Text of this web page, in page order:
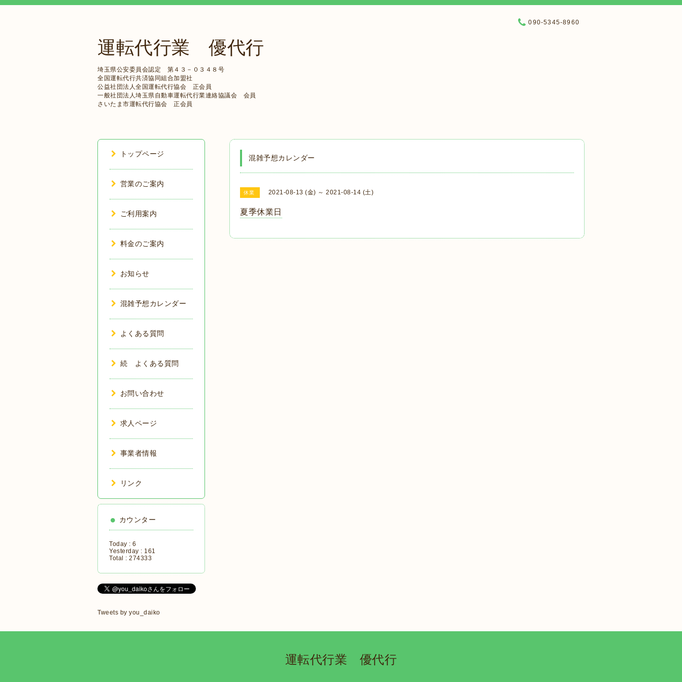
運転代行業 優代行
埼玉県公安委員会認定 第４３－０３４８号
全国運転代行共済協同組合加盟社
公益社団法人全国運転代行協会 正会員
一般社団法人埼玉県自動車運転代行業連絡協議会 会員
さいたま市運転代行協会 正会員
090-5345-8960
混雑予想カレンダー
休業 2021-08-13 (金) ～ 2021-08-14 (土)
夏季休業日
トップページ
営業のご案内
ご利用案内
料金のご案内
お知らせ
混雑予想カレンダー
よくある質問
続 よくある質問
お問い合わせ
求人ページ
事業者情報
リンク
カウンター
Today : 6
Yesterday : 161
Total : 274333
Tweets by you_daiko
運転代行業 優代行